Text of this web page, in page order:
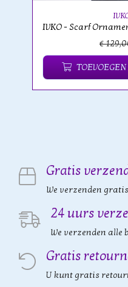
IVKO - Scarf
€
Gratis
We verzenden
24 uurs
We verzenden
Gratis
U kunt gratis